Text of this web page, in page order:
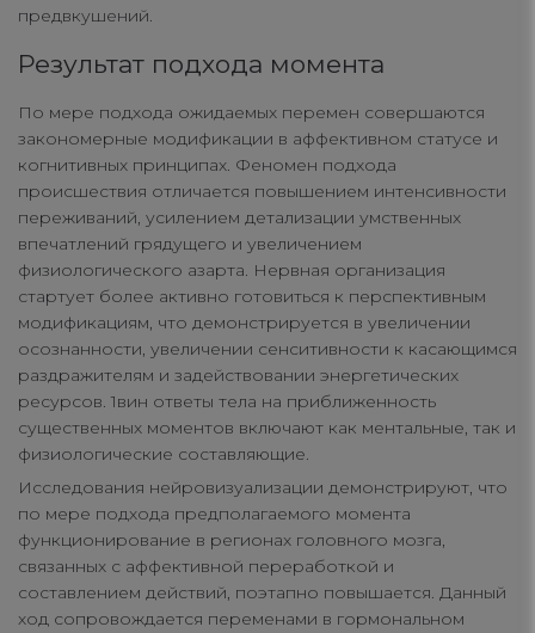
предвкушений.
Результат подхода момента
По мере подхода ожидаемых перемен совершаются
закономерные модификации в аффективном статусе и
когнитивных принципах. Феномен подхода
происшествия отличается повышением интенсивности
переживаний, усилением детализации умственных
впечатлений грядущего и увеличением
физиологического азарта. Нервная организация
стартует более активно готовиться к перспективным
модификациям, что демонстрируется в увеличении
осознанности, увеличении сенситивности к касающимся
раздражителям и задействовании энергетических
ресурсов. 1вин ответы тела на приближенность
существенных моментов включают как ментальные, так и
физиологические составляющие.
Исследования нейровизуализации демонстрируют, что
по мере подхода предполагаемого момента
функционирование в регионах головного мозга,
связанных с аффективной переработкой и
составлением действий, поэтапно повышается. Данный
ход сопровождается переменами в гормональном